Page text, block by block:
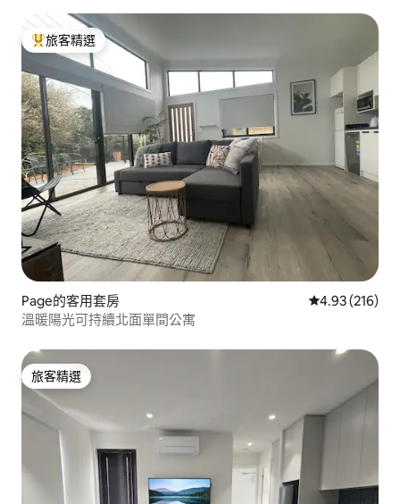
旅客精選榜首
旅客精選
Page的客用套房 從 216 則評價
4.93 (216)
溫暖陽光可持續北面單間公寓
旅客精選
旅客精選